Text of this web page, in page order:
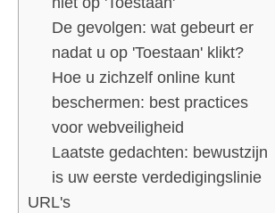
De gevolgen: wat gebeurt er
nadat u op 'Toestaan' klikt?
Hoe u zichzelf online kunt
beschermen: best practices
voor webveiligheid
Laatste gedachten: bewustzijn
is uw eerste verdedigingslinie
URL's